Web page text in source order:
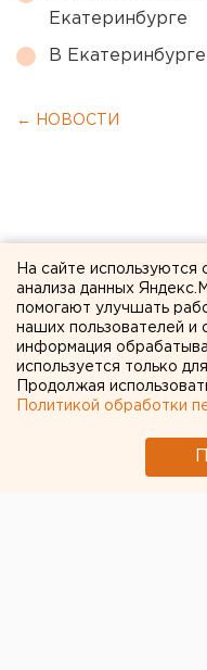
Екатеринбурге
В
← НОВОСТИ
чтобы
ФОТО
На сайте
анализа данных
помогают улучшать
наших пользователей и
информация
используется только
Продолжая
Политикой обработки